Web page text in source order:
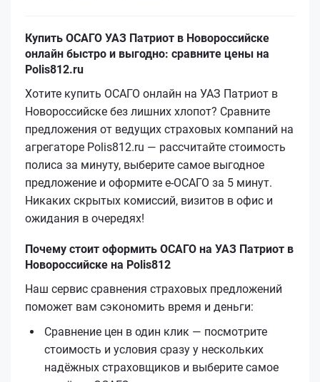
Купить ОСАГО УАЗ Патриот в Новороссийске
онлайн быстро и выгодно: сравните цены на
Polis812.ru
Хотите купить ОСАГО онлайн на УАЗ Патриот в
Новороссийске без лишних хлопот? Сравните
предложения от ведущих страховых компаний на
агрегаторе Polis812.ru — рассчитайте стоимость
полиса за минуту, выберите самое выгодное
предложение и оформите е‑ОСАГО за 5 минут.
Никаких скрытых комиссий, визитов в офис и
ожидания в очередях!
Почему стоит оформить ОСАГО на УАЗ Патриот в
Новороссийске на Polis812
Наш сервис сравнения страховых предложений
поможет вам сэкономить время и деньги:
Сравнение цен в один клик — посмотрите
стоимость и условия сразу у нескольких
надёжных страховщиков и выберите самое